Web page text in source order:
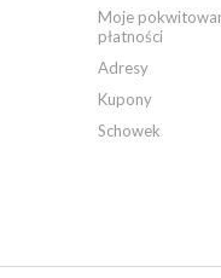
Moje
płatności
Adresy
Kupony
Schowek